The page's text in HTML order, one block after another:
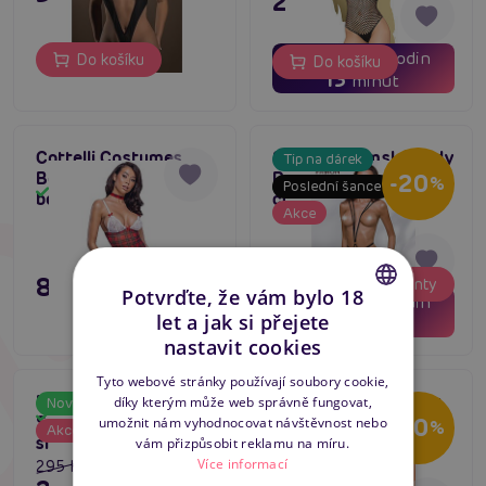
Do košíku 02 dní 21 hodin
13 minut
Do košíku
Cottelli Costumes
Body Plaid, kostým
body s podvazky
Skladem
895 Kč Varianty
Tip na dárek
Poslední šance
Akce
-20%
02 dní 21 hodin
13
Smyslné dámské body
Passion Meggy Body
černé
Skladem
556 Kč Varianty
Novinka
Akce
-20%
Penthouse
Scandalous (White),
síťované body
Skladem
295 Kč
Akce
-20%
Passion Kavari Body
(Red), krajkové body
s podvazky
Skladem
ENGLISH
Potvrďte, že vám bylo 18
let a jak si přejete
nastavit cookies
Tyto webové stránky používají soubory cookie,
díky kterým může web správně fungovat,
umožnit nám vyhodnocovat návštěvnost nebo
vám přizpůsobit reklamu na míru.
Více informací